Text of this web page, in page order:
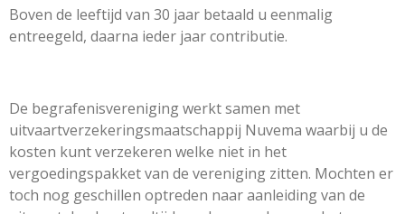
Boven de leeftijd van 30 jaar betaald u eenmalig
entreegeld, daarna ieder jaar contributie.
De begrafenisvereniging werkt samen met
uitvaartverzekeringsmaatschappij Nuvema waarbij u de
kosten kunt verzekeren welke niet in het
vergoedingspakket van de vereniging zitten. Mochten er
toch nog geschillen optreden naar aanleiding van de